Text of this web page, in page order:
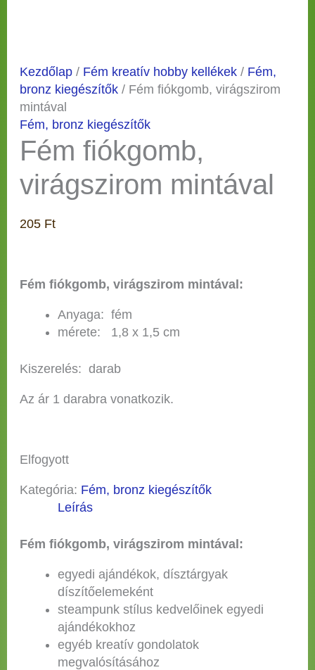
Kezdőlap/ Fém kreatív hobby kellékek/ Fém,
bronz kiegészítők/ Fém fiókgomb, virágszirom
mintával
Fém, bronz kiegészítők
Fém fiókgomb,
virágszirom mintával
205 Ft
Fém fiókgomb, virágszirom mintával:
Anyaga: fém
mérete: 1,8 x 1,5 cm
Kiszerelés: darab
Az ár 1 darabra vonatkozik.
Elfogyott
Kategória: Fém, bronz kiegészítők
Leírás
Fém fiókgomb, virágszirom mintával:
egyedi ajándékok, dísztárgyak
díszítőelemeként
steampunk stílus kedvelőinek egyedi
ajándékokhoz
egyéb kreatív gondolatok
megvalósításához